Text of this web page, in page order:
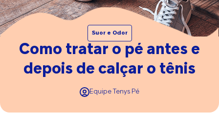
Suor e Odor
Como tratar o pé antes e
depois de calçar o tênis
Equipe Tenys Pé